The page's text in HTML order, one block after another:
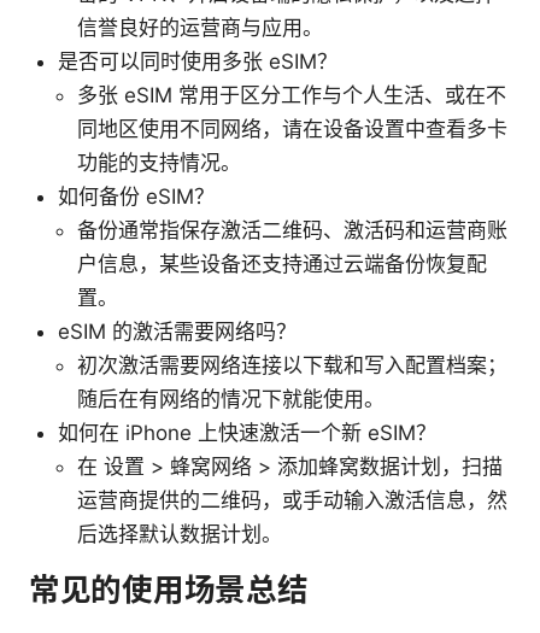
信誉良好的运营商与应用。
是否可以同时使用多张 eSIM？
多张 eSIM 常用于区分工作与个人生活、或在不
同地区使用不同网络，请在设备设置中查看多卡
功能的支持情况。
如何备份 eSIM？
备份通常指保存激活二维码、激活码和运营商账
户信息，某些设备还支持通过云端备份恢复配
置。
eSIM 的激活需要网络吗？
初次激活需要网络连接以下载和写入配置档案；
随后在有网络的情况下就能使用。
如何在 iPhone 上快速激活一个新 eSIM？
在 设置 > 蜂窝网络 > 添加蜂窝数据计划，扫描
运营商提供的二维码，或手动输入激活信息，然
后选择默认数据计划。
常见的使用场景总结